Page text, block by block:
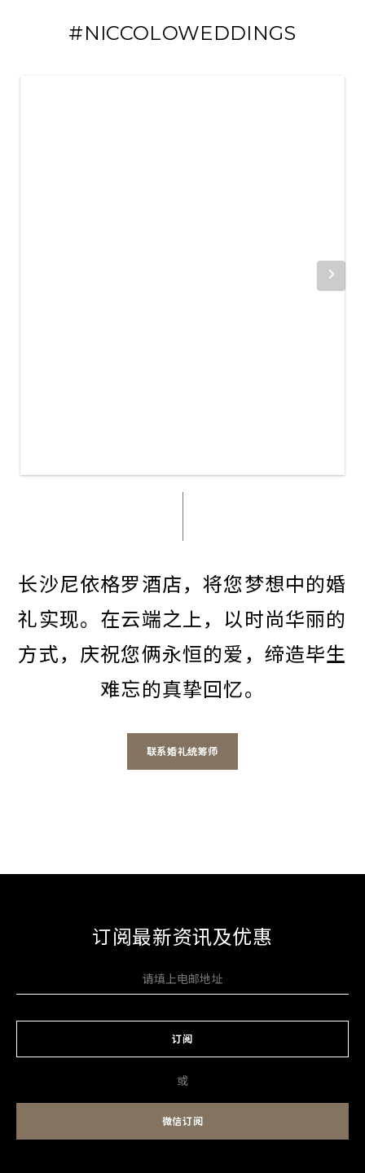
#NICCOLOWEDDINGS
长沙尼依格罗酒店，将您梦想中的婚
礼实现。在云端之上，以时尚华丽的
方式，庆祝您俩永恒的爱，缔造毕生
难忘的真挚回忆。
联系婚礼统筹师
订阅最新资讯及优惠
订阅
或
微信订阅